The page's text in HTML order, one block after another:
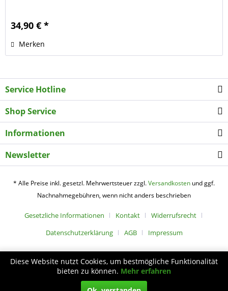
34,90 € *
Merken
Service Hotline
Shop Service
Informationen
Newsletter
* Alle Preise inkl. gesetzl. Mehrwertsteuer zzgl.Versandkosten und ggf.
Nachnahmegebühren, wenn nicht anders beschrieben
Gesetzliche Informationen Kontakt
Widerrufsrecht
Datenschutzerklärung
AGB Impressum
Sport Bargfrede Partnershop
Copyright 2020 Sport Bargfrede I Alle Rechte vorbehalten
Diese Website nutzt Cookies, um bestmögliche Funktionalität
bieten zu können. Mehr erfahren